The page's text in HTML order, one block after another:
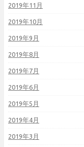
2019年11月
2019年10月
2019年9月
2019年8月
2019年7月
2019年6月
2019年5月
2019年4月
2019年3月